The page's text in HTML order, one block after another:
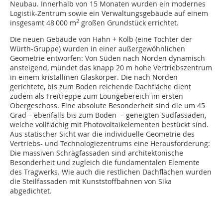
Neubau. Innerhalb von 15 Monaten wurden ein modernes
Logistik-Zentrum sowie ein Verwaltungsgebäude auf einem
insgesamt 48 000 m2 großen Grundstück errichtet.
Die neuen Gebäude von Hahn + Kolb (eine Tochter der
Würth-Gruppe) wurden in einer außergewöhnlichen
Geometrie entworfen: Von Süden nach Norden dynamisch
ansteigend, mündet das knapp 20 m hohe Vertriebszentrum
in einem kristallinen Glaskörper. Die nach Norden
gerichtete, bis zum Boden reichende Dachfläche dient
zudem als Freitreppe zum Loungebereich im ersten
Obergeschoss. Eine absolute Besonderheit sind die um 45
Grad – ebenfalls bis zum Boden – geneigten Südfassaden,
welche vollflächig mit Photovoltaikelementen bestückt sind.
Aus statischer Sicht war die individuelle Geometrie des
Vertriebs- und Technologiezentrums eine Herausforderung:
Die massiven Schrägfassaden sind architektonische
Besonderheit und zugleich die fundamentalen Elemente
des Tragwerks. Wie auch die restlichen Dachflächen wurden
die Steilfassaden mit Kunststoffbahnen von Sika
abgedichtet.